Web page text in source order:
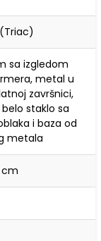
sa izgledom
metal u
završnici,
staklo sa
i baza od
metala
cm